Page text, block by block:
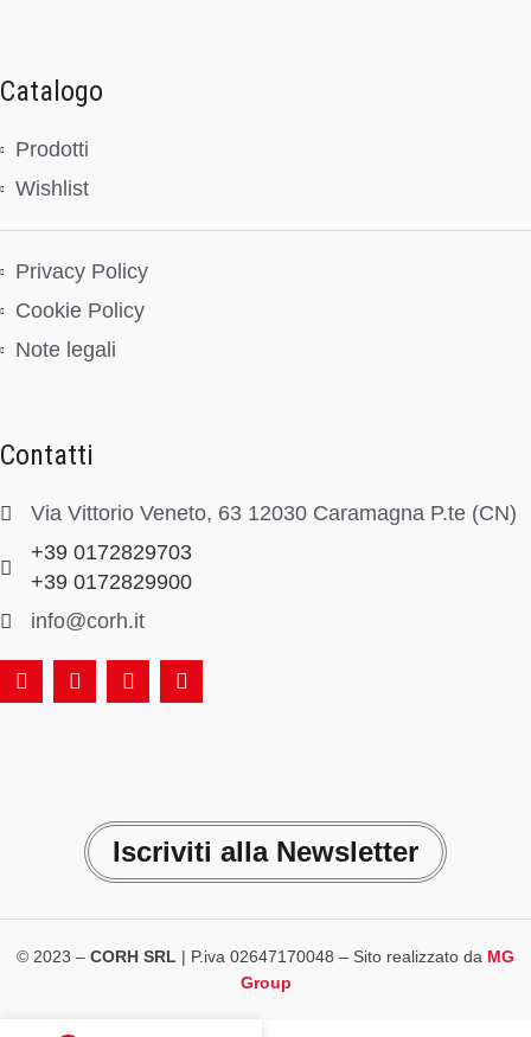
Catalogo
Prodotti
Wishlist
Privacy Policy
Cookie Policy
Note legali
Contatti
Via Vittorio Veneto, 63 12030 Caramagna P.te (CN)
+39 0172829703
+39 0172829900
info@corh.it
Iscriviti alla Newsletter
© 2023 – CORH SRL | P.iva 02647170048 – Sito realizzato da MG
Group